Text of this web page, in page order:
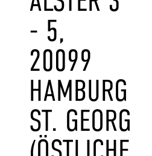
- 5,
20099
HAMBURG
ST. GEORG